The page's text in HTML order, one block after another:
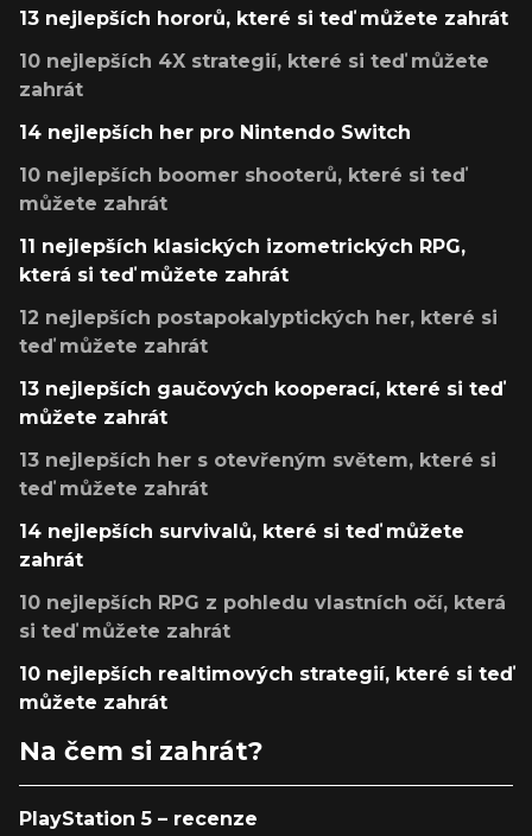
13 nejlepších hororů, které si teď můžete zahrát
10 nejlepších 4X strategií, které si teď můžete
zahrát
14 nejlepších her pro Nintendo Switch
10 nejlepších boomer shooterů, které si teď
můžete zahrát
11 nejlepších klasických izometrických RPG,
která si teď můžete zahrát
12 nejlepších postapokalyptických her, které si
teď můžete zahrát
13 nejlepších gaučových kooperací, které si teď
můžete zahrát
13 nejlepších her s otevřeným světem, které si
teď můžete zahrát
14 nejlepších survivalů, které si teď můžete
zahrát
10 nejlepších RPG z pohledu vlastních očí, která
si teď můžete zahrát
10 nejlepších realtimových strategií, které si teď
můžete zahrát
Na čem si zahrát?
PlayStation 5 – recenze